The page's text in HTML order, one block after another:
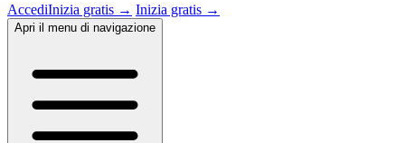
AccediInizia gratis → Inizia gratis →
Apri il menu di navigazione